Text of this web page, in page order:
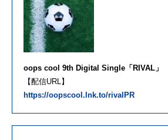
oops cool 9th Digital Single「RIVAL」
【配信URL】
https://oopscool.lnk.to/rivalPR